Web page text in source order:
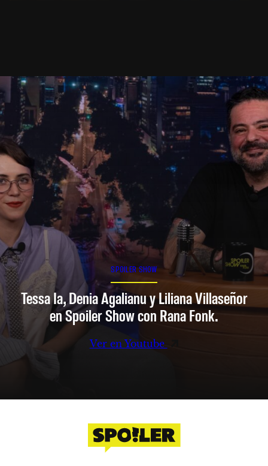
SPOILER SHOW
Tessa Ia, Denia Agalianu y Liliana Villaseñor
en Spoiler Show con Rana Fonk.
Ver en Youtube